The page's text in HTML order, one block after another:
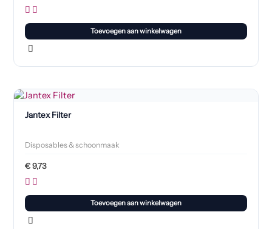
Toevoegen aan winkelwagen
Jantex Filter
Disposables & schoonmaak
€9,73
Toevoegen aan winkelwagen